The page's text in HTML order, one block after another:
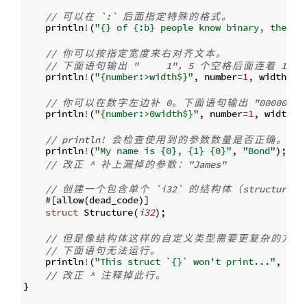
// 可 以在 `:` 后面指定特殊的格式。
    println
! ("{} of {:b} people know binary, the
// 你 可 以按指定 宽度来右对 齐文本。
// 下面 语 句输出 "     1" ， 5 个空格后面连着 1
    println
! ("{number:>width$}" , number=1, width
// 你 可 以在 数 字左边补 0。 下面 语 句输出 "000001"
    println
! ("{number:>0width$}" , number=1, width
// println! 会检查 使用到的参 数 数 量是 否正确。
    println
! ("My name is {0}, {1} {0}" , "Bond") ;
// 改正 ^ 补上漏掉的参 数 ：
"James"
// 创建 一 个 包 含单 个 `i32` 的结构 体 （structure
    #
[allow(dead_code)]
struct Structure(i32) ;
// 但是 像结构 体这样的 自定义类型 需要 更 复杂的方
// 下面 语 句无法运行。
    println
! ("This struct `{}` won't print..." ,
// 改正 ^ 注释掉此行。
}